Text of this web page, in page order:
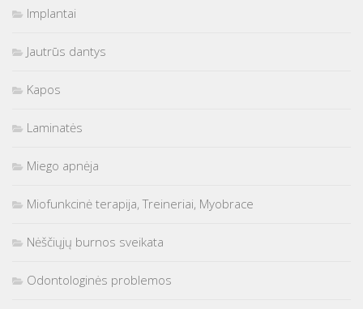
Implantai
Jautrūs dantys
Kapos
Laminatės
Miego apnėja
Miofunkcinė terapija, Treineriai, Myobrace
Nėščiųjų burnos sveikata
Odontologinės problemos